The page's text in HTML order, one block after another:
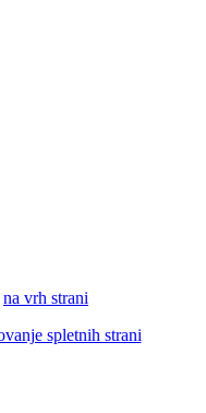
na vrh strani